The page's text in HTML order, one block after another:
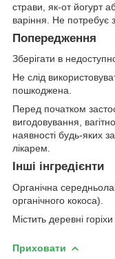
страви, як-от йогурт
варіння. Не потребує
Попередження
Зберігати в
Не слід
пошкоджена.
Перед початком
вигодовування,
наявності будь-яких
лікарем.
Інші інгредієнти
Органічна
органічного кокоса).
Містить деревні горіхи
Приховати